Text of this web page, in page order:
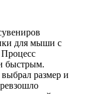
для мыши с
быстрым.
размер и